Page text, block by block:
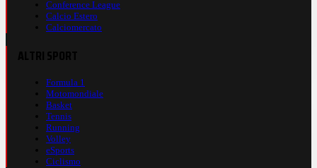
Conference League
Calcio Estero
Calciomercato
Formula 1
Motomondiale
Basket
Tennis
Running
Volley
eSports
Ciclismo